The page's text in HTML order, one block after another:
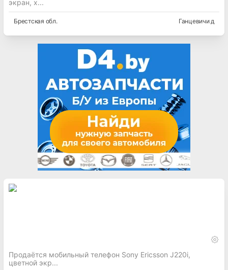
экран, х...
Брестская обл. Ганцевичи д
Продаётся мобильный телефон Sony Ericsson J220i,
цветной экр...